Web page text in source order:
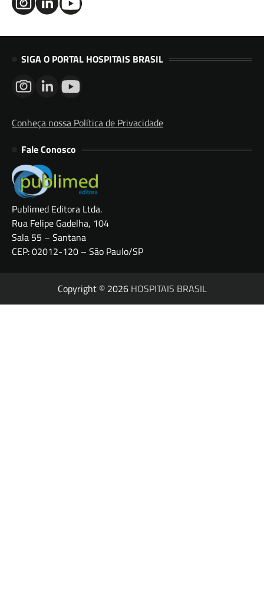
SIGA O PORTAL HOSPITAIS BRASIL
Conheça nossa Política de Privacidade
Fale Conosco
Publimed Editora Ltda.
Rua Felipe Gadelha, 104
Sala 55 – Santana
CEP: 02012-120 – São Paulo/SP
Copyright © 2026 HOSPITAIS BRASIL